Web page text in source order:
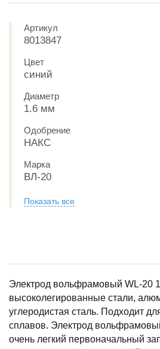
Артикул
8013847
Цвет
синий
Диаметр
1.6 мм
Одобрение
НАКС
Марка
ВЛ-20
Показать все
Электрод вольфрамовый WL-20
высоколегированные стали,
углеродистая сталь. Подходит
сплавов. Электрод
очень легкий первоначальный